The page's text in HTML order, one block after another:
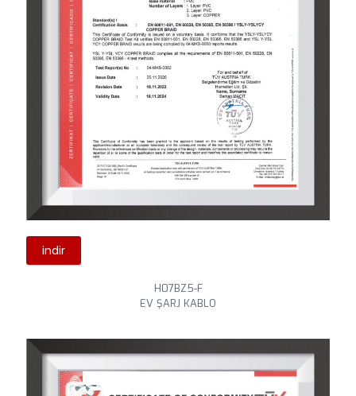
indir
H07BZ5-F
EV ŞARJ KABLO